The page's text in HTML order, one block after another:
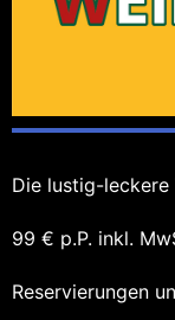
Die lustig-leckere
99 € p.P. inkl.
Reservierungen